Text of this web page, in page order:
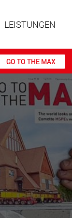
in
Bauweise für
von 15 t bis 123 t
für
von 20 t bis 500 t
LEISTUNGEN
GO TO THE MAX